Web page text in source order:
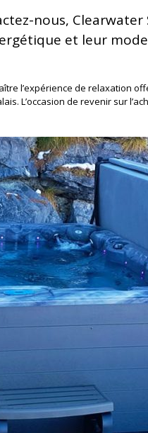
nous,
et leur
l’expérience de relaxation
L’occasion de revenir sur